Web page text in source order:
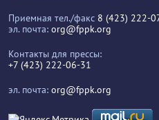
Приемная тел./факс 8 (423) 222-
эл. почта: org@fppk.org
Контакты для прессы:
+7 (423) 222-06-31
эл. почта: org@fppk.org